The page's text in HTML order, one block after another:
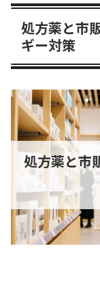
処方薬と市
ギー対策
処方薬と市